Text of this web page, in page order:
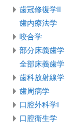
歯冠修復学Ⅱ
歯内療法学
咬合学
部分床義歯学
全部床義歯学
歯科放射線学
歯周病学
口腔外科学Ⅰ
口腔衛生学